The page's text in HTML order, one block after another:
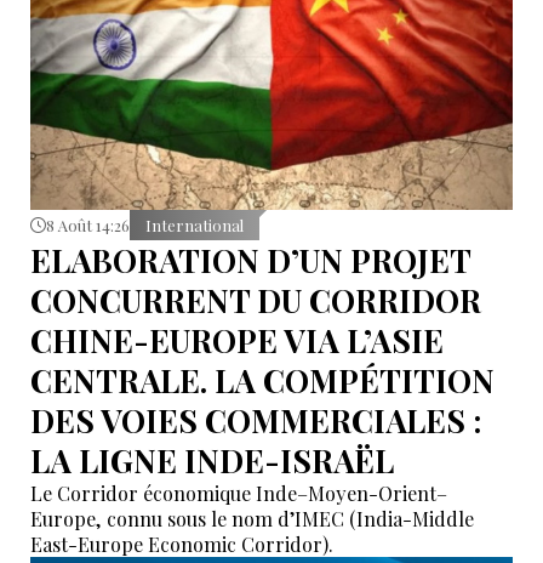
8 Août 14:26 International
ELABORATION D’UN PROJET
CONCURRENT DU CORRIDOR
CHINE-EUROPE VIA L’ASIE
CENTRALE. LA COMPÉTITION
DES VOIES COMMERCIALES :
LA LIGNE INDE-ISRAËL
Le Corridor économique Inde–Moyen-Orient–
Europe, connu sous le nom d’IMEC (India-Middle
East-Europe Economic Corridor).